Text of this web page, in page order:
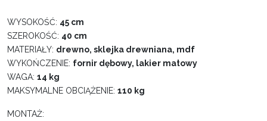
WYSOKOŚĆ: 45 cm
SZEROKOŚĆ: 40 cm
MATERIAŁY: drewno, sklejka drewniana, mdf
WYKOŃCZENIE: fornir dębowy, lakier matowy
WAGA: 14 kg
MAKSYMALNE OBCIĄŻENIE: 110 kg
MONTAŻ: